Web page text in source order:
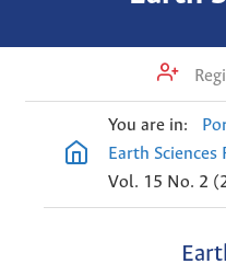
You are in:
Earth Sciences
Vol. 15 No. 2